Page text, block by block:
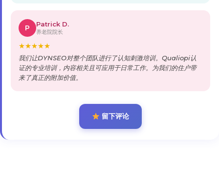
P Patrick D.
养老院院长
★★★★★
我们让DYNSEO对整个团队进行了认知刺激培训。Qualiopi认
证的专业培训，内容相关且可应用于日常工作。为我们的住户带
来了真正的附加价值。
留下评论